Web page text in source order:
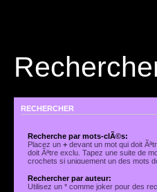
RECHERCHER
Recherche par mots-clÃ©s:
Placez un+ devant un mot qui doit
doit Ãªtre exclu. Tapez une suite de
crochets si uniquement un des mots
Rechercher par auteur:
Utilisez un * comme joker pour des